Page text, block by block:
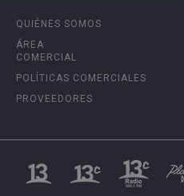
QUIÉNES SOMOS
ÁREA
COMERCIAL
POLÍTICAS COMERCIALES
PROVEEDORES